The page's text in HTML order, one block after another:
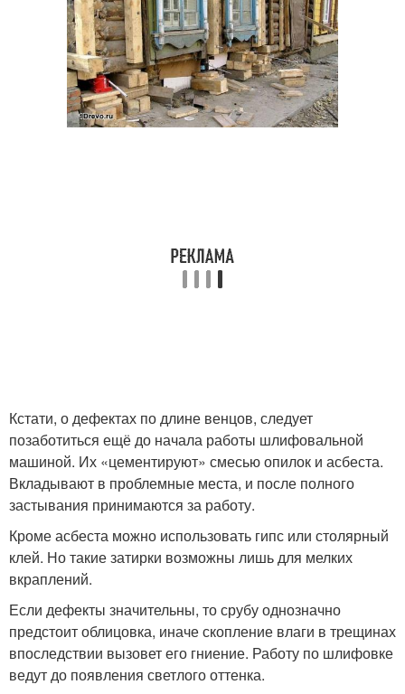
Кстати, о дефектах по длине венцов, следует
позаботиться ещё до начала работы шлифовальной
машиной. Их «цементируют» смесью опилок и асбеста.
Вкладывают в проблемные места, и после полного
застывания принимаются за работу.
Кроме асбеста можно использовать гипс или столярный
клей. Но такие затирки возможны лишь для мелких
вкраплений.
Если дефекты значительны, то срубу однозначно
предстоит облицовка, иначе скопление влаги в трещинах
впоследствии вызовет его гниение. Работу по шлифовке
ведут до появления светлого оттенка.